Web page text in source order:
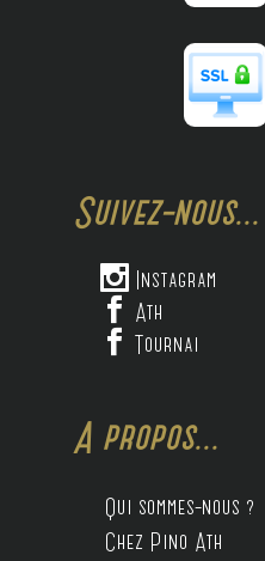
Suivez-nous...
 Instagram
 Ath
 Tournai
A propos...
Qui sommes-nous ?
Chez Pino Ath